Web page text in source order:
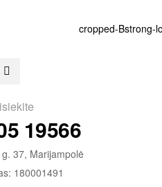
19566
37, Marijampolė
180001491